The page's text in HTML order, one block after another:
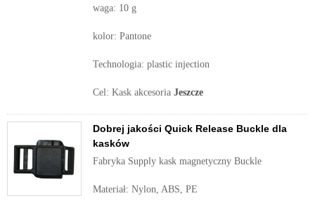
waga: 10 g
kolor: Pantone
Technologia: plastic injection
Cel: Kask akcesoria Jeszcze
Dobrej jakości Quick Release Buckle dla
kasków
Fabryka Supply kask magnetyczny Buckle
Materiał: Nylon, ABS, PE